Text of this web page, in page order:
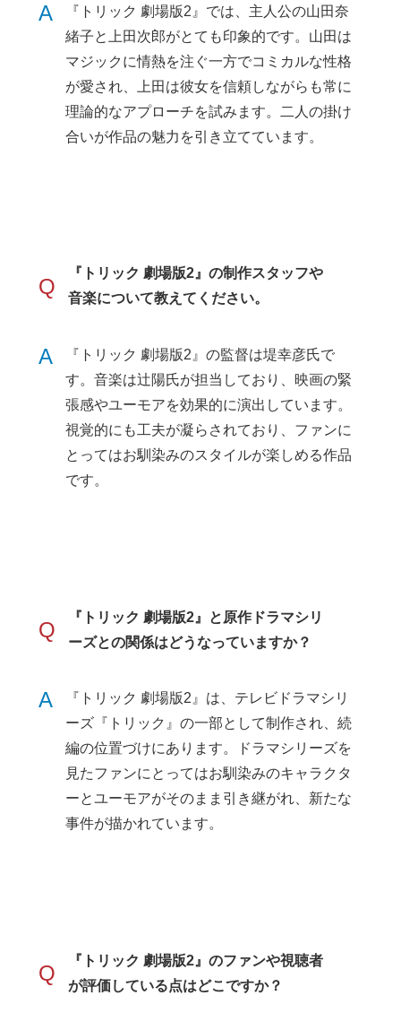
A
『トリック 劇場版2』では、主人公の山田奈
緒子と上田次郎がとても印象的です。山田は
マジックに情熱を注ぐ一方でコミカルな性格
が愛され、上田は彼女を信頼しながらも常に
理論的なアプローチを試みます。二人の掛け
合いが作品の魅力を引き立てています。
Q
『トリック 劇場版2』の制作スタッフや
音楽について教えてください。
A
『トリック 劇場版2』の監督は堤幸彦氏で
す。音楽は辻陽氏が担当しており、映画の緊
張感やユーモアを効果的に演出しています。
視覚的にも工夫が凝らされており、ファンに
とってはお馴染みのスタイルが楽しめる作品
です。
Q
『トリック 劇場版2』と原作ドラマシリ
ーズとの関係はどうなっていますか？
A
『トリック 劇場版2』は、テレビドラマシリ
ーズ『トリック』の一部として制作され、続
編の位置づけにあります。ドラマシリーズを
見たファンにとってはお馴染みのキャラクタ
ーとユーモアがそのまま引き継がれ、新たな
事件が描かれています。
Q
『トリック 劇場版2』のファンや視聴者
が評価している点はどこですか？